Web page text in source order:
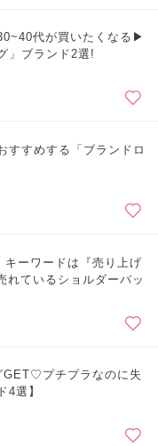
代が買いたくなる▶
」ブランド2選!
すすめする「ブランドロ
キーワードは『売り上げ
れているショルダーバッ
GET♡プチプラなのに失
4選】